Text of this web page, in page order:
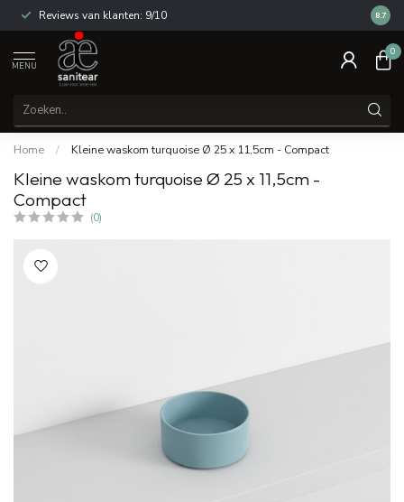
Reviews van klanten: 9/10 14
8.7
MENU
0
Home / Kleine waskom turquoise Ø 25 x 11,5cm - Compact
Kleine waskom turquoise Ø 25 x 11,5cm -
Compact
(0)